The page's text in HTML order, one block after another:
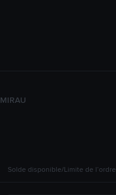
MIRAU
Solde disponible/Limite de l’ordre